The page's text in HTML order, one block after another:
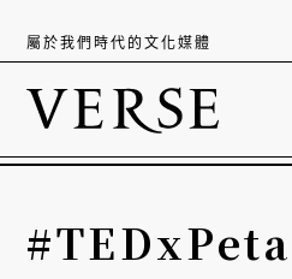
屬於我們時代的文化媒體